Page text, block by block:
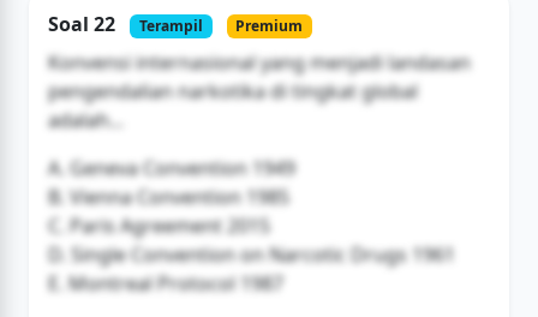
Buka Akses
Soal 22 Terampil Premium
Konvensi internasional yang menjadi landasan
pengendalian narkotika di tingkat global
adalah...
A. Geneva Convention 1949
B. Vienna Convention 1985
C. Paris Agreement 2015
D. Single Convention on Narcotic Drugs 1961
E. Montreal Protocol 1987